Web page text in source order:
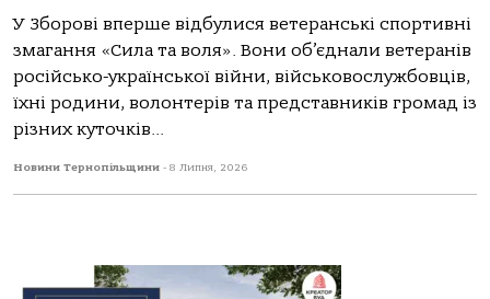
У Зборові вперше відбулися ветеранські спортивні
змагання «Сила та воля». Вони об’єднали ветеранів
російсько-української війни, військовослужбовців,
їхні родини, волонтерів та представників громад із
різних куточків...
Новини Тернопільщини - 8 Липня, 2026